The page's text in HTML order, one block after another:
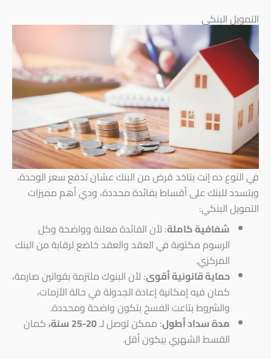
التمويل البنكي
في النوع ده إنت بتاخد قرض من البنك عشان تدفع سعر الوحدة،
وبتسدد للبنك على أقساط بفائدة محددة، ودي أهم مميزات
التمويل البنكي:
شفافية كاملة: لأن الفائدة معلنة وواضحة وكل
الرسوم مكتوبة في العقد والعقد خاضع لرقابة من البنك
المركزي.
حماية قانونية أقوى: لأن البنوك ملتزمة بقوانين صارمة،
كمان فيه إمكانية إعادة الجدولة في حالة الأزمات،
والشروط بتاعت الفسخ بتكون واضحة ومحددة.
مدة سداد أطول: ممكن توصل لـ20-25 سنة،
كمان
القسط الشهري بيكون أقل.